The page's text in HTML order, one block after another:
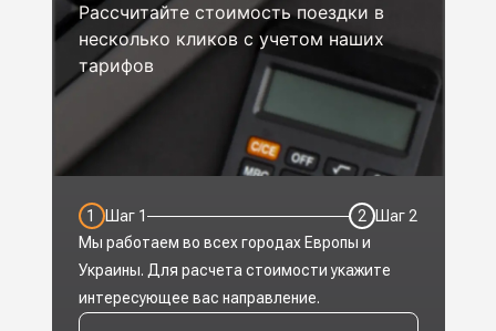
Рассчитайте стоимость поездки в
несколько кликов с учетом наших
тарифов
1 Шаг1 2 Шаг 2
Мы работаем во всех городах Европы и
Украины. Для расчета стоимости укажите
интересующее вас направление.